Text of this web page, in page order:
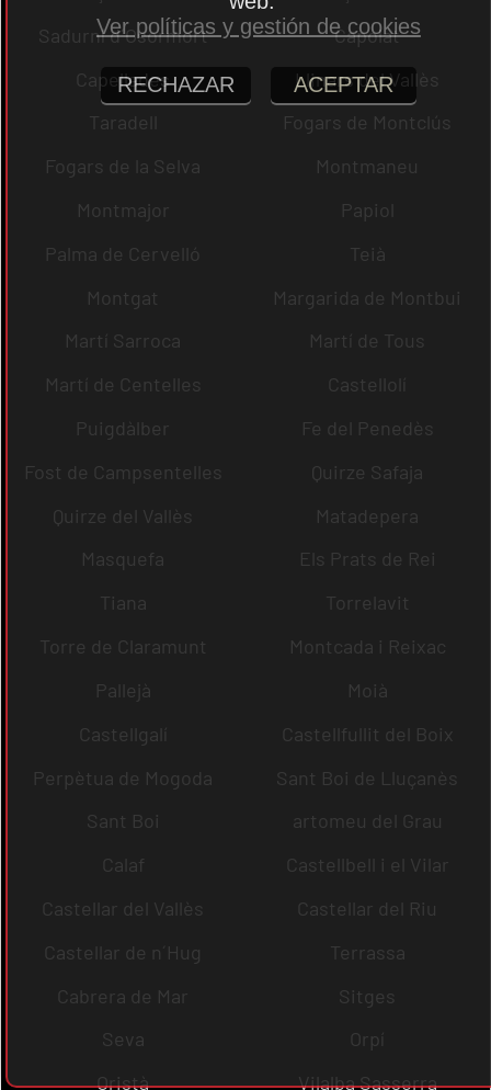
Sadurní d´Osormort
Capolat
Capellades
Llinars del Vallès
Taradell
Fogars de Montclús
Fogars de la Selva
Montmaneu
Montmajor
Papiol
Palma de Cervelló
Teià
Montgat
Margarida de Montbui
Martí Sarroca
Martí de Tous
Martí de Centelles
Castellolí
Puigdàlber
Fe del Penedès
Fost de Campsentelles
Quirze Safaja
Quirze del Vallès
Matadepera
Masquefa
Els Prats de Rei
Tiana
Torrelavit
Torre de Claramunt
Montcada i Reixac
Pallejà
Moià
Castellgalí
Castellfullit del Boix
Perpètua de Mogoda
Sant Boi de Lluçanès
Sant Boi
artomeu del Grau
Calaf
Castellbell i el Vilar
Castellar del Vallès
Castellar del Riu
Castellar de n´Hug
Terrassa
Cabrera de Mar
Sitges
Seva
Orpí
Oristà
Vilalba Sasserra
Ver políticas y gestión de cookies
RECHAZAR ACEPTAR